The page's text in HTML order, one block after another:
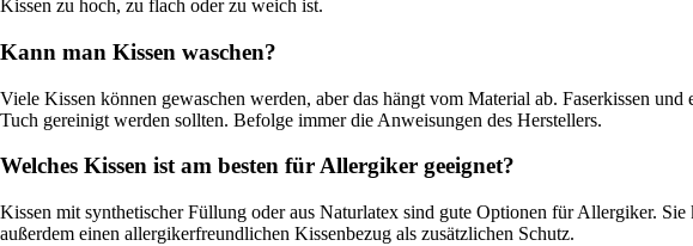
Kissen zu hoch, zu flach oder zu weich ist.
Kann man Kissen waschen?
Viele Kissen können gewaschen werden, aber das hängt vom Material ab. Faserkissen
Tuch gereinigt werden sollten. Befolge immer die Anweisungen des Herstellers.
Welches Kissen ist am besten für Allergiker geeignet?
Kissen mit synthetischer Füllung oder aus Naturlatex sind gute Optionen für Allergiker.
außerdem einen allergikerfreundlichen Kissenbezug als zusätzlichen Schutz.